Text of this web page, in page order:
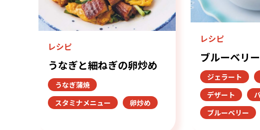
レシピ
うなぎと細ねぎの卵炒め
うなぎ蒲焼
スタミナメニュー
卵炒め
レシピ
ブルーベリ
ジェラート
デザート
ブルーベリー